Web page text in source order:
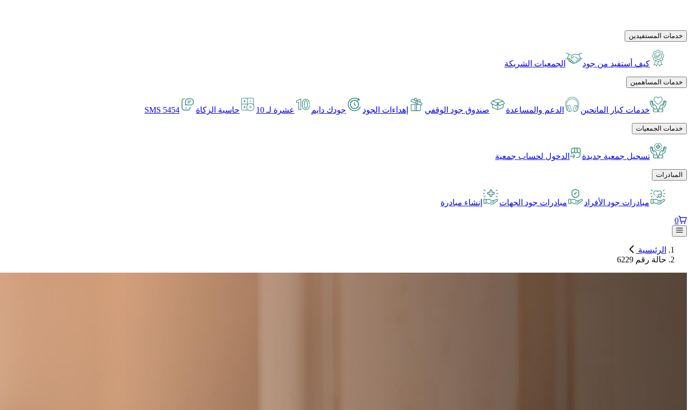
خدمات المستفيدين
كيف أستفيد من جود الجمعيات الشريكة
خدمات المساهمين
خدمات كبار المانحين الدعم والمساعدة صندوق جود الوقفي إهداءات الجود جودك دايم عشرة لـ 10 حاسبة الزكاة SMS 5454
خدمات الجمعيات
تسجيل جمعية جديدة الدخول لحساب جمعية
المبادرات
مبادرات جود الأفراد مبادرات جود الجهات إنشاء مبادرة
0
الرئيسية
حالة رقم 6229